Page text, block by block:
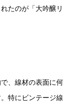
たのが「大吟醸リ
、線材の表面に何
特にビンテージ線